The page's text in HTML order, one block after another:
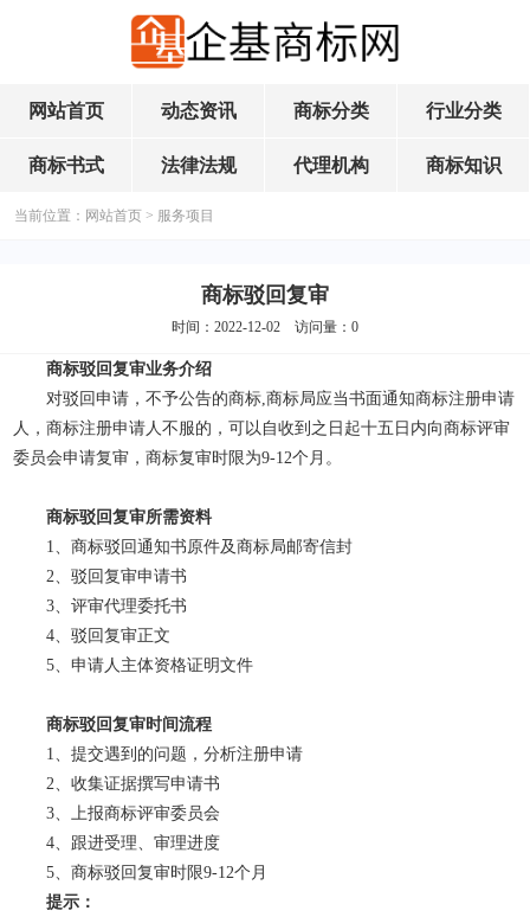
网站首页 动态资讯 商标分类 行业分类
商标书式 法律法规 代理机构 商标知识
当前位置： 网站首页 > 服务项目
商标驳回复审
时间：2022-12-02 访问量： 0
商标驳回复审业务介绍
对驳回申请，不予公告的商标,商标局应当书面通知商标注册申请
人，商标注册申请人不服的，可以自收到之日起十五日内向商标评审
委员会申请复审，商标复审时限为9-12个月。
商标驳回复审所需资料
1、商标驳回通知书原件及商标局邮寄信封
2、驳回复审申请书
3、评审代理委托书
4、驳回复审正文
5、申请人主体资格证明文件
商标驳回复审时间流程
1、提交遇到的问题，分析注册申请
2、收集证据撰写申请书
3、上报商标评审委员会
4、跟进受理、审理进度
5、商标驳回复审时限9-12个月
提示：